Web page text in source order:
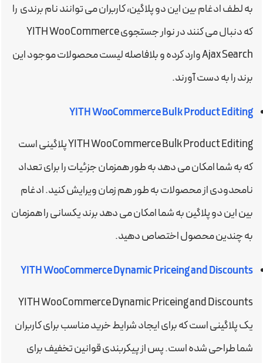
به لطف ادغام بین این دو پلاگین، کاربران می توانند نام برندی را
که دنبال می کنند در نوار جستجوی YITH WooCommerce
Ajax Search وارد کرده و بلافاصله لیست محصولات موجود این
برند را به دست آورند.
YITH WooCommerce Bulk Product Editing
YITH WooCommerce Bulk Product Editing پلاگینی است
که به شما امکان می دهد به طور همزمان جزئیات را برای تعداد
نامحدودی از محصولات به طور هم زمان ویرایش کنید. ادغام
بین این دو پلاگین به شما امکان می دهد برند یکسانی را همزمان
به چندین محصول اختصاص دهید.
YITH WooCommerce Dynamic Priceing and Discounts
YITH WooCommerce Dynamic Priceing and Discounts
یک پلاگینی است که برای ایجاد شرایط خرید مناسب برای کاربران
شما طراحی شده است. پس از پیکربندی قوانین تخفیف برای